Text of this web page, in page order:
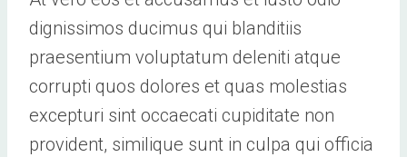
dignissimos ducimus qui blanditiis
praesentium voluptatum deleniti atque
corrupti quos dolores et quas molestias
excepturi sint occaecati cupiditate non
provident, similique sunt in culpa qui officia